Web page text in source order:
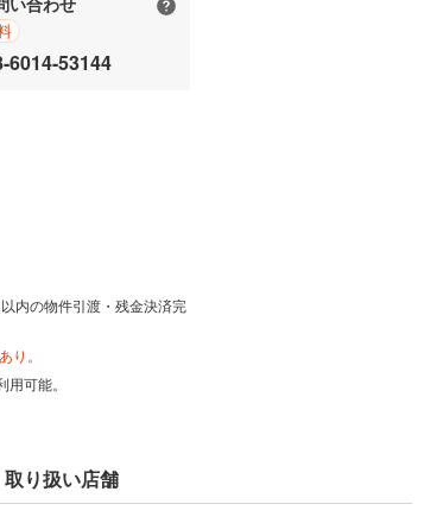
6014-53144
内の物件引渡・残金決済完
り。
可能。
取り扱い店舗